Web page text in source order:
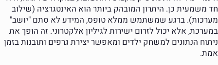
חד משמעית כן. היתרון המובהק ביותר הוא האינטגרציה (שילוב
מערכות). ברגע שמשתמש ממלא טופס, המידע לא סתם "יושב"
במערכת, אלא יכול לזרום ישירות לגיליון אלקטרוני. זה הופך את
ניתוח הנתונים למשחק ילדים ומאפשר יצירת גרפים ותובנות בזמן
אמת.